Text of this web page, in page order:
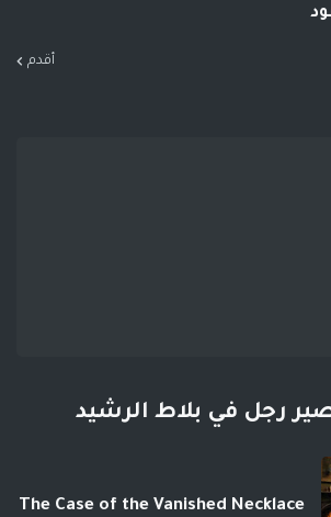
أقدم
رجل في بلاط الرشيد
The Case of the Vanished Necklace